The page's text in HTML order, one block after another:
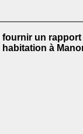
fournir un rapport
habitation à